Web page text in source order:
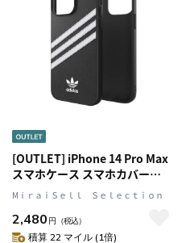
[OUTLET] iPhone 14 Pro Max
スマホケース スマホカバー
SAMBA(サンバ)シリーズ ロゴ
ト) adidas Originals[アディダ
ス オリジナルス]
MⅰｒａｉＳｅｌｌ Ｓｅｌｅｃｔｉｏｎ
2,480 円 （税込）
積算 22 マイル (1倍)